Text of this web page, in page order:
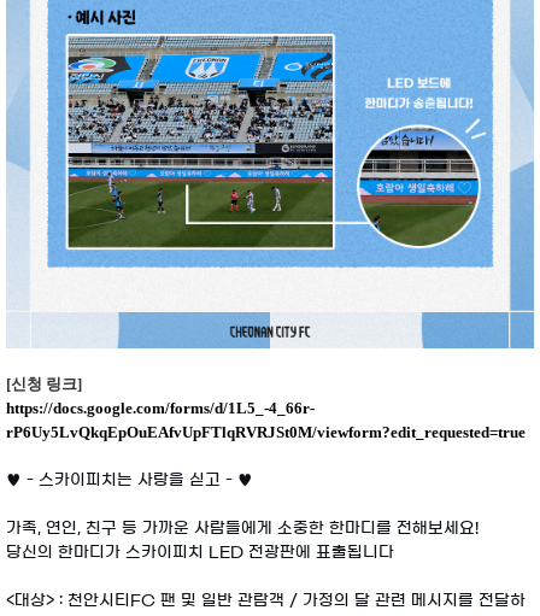
[신청 링크]
https://docs.google.com/forms/d/1L5_-4_66r-
rP6Uy5LvQkqEpOuEAfvUpFTlqRVRJSt0M/viewform?edit_requested=true
♥ - 스카이피치는 사랑을 싣고 - ♥
가족, 연인, 친구 등 가까운 사람들에게 소중한 한마디를 전해보세요!
당신의 한마디가 스카이피치 LED 전광판에 표출됩니다
<대상> : 천안시티FC 팬 및 일반 관람객 / 가정의 달 관련 메시지를 전달하